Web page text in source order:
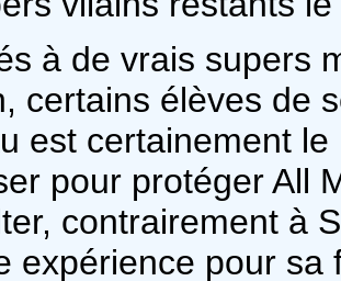
à de vrais supers
certains élèves de
est certainement
pour protéger All
contrairement à
expérience pour